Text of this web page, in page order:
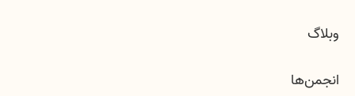
وبلاگ
انجمن‌ها